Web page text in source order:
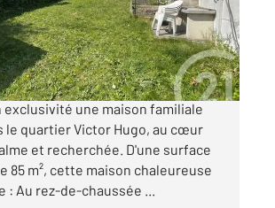
vendre
000 €
Century 21 Dalayrac vous
exclusivité une maison familiale
le quartier Victor Hugo, au cœur
et recherchée. D'une surface
85 m², cette maison chaleureuse
: Au rez-de-chaussée ...